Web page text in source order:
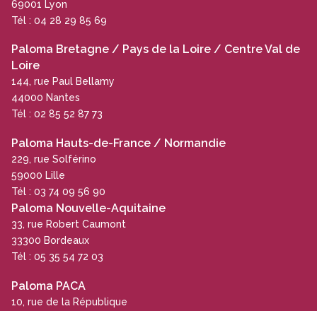
69001 Lyon
Tél : 04 28 29 85 69
Paloma Bretagne / Pays de la Loire / Centre Val de
Loire
144, rue Paul Bellamy
44000 Nantes
Tél : 02 85 52 87 73
Paloma Hauts-de-France / Normandie
229, rue Solférino
59000 Lille
Tél : 03 74 09 56 90
Paloma Nouvelle-Aquitaine
33, rue Robert Caumont
33300 Bordeaux
Tél : 05 35 54 72 03
Paloma PACA
10, rue de la République